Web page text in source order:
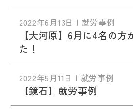
2022年6月13日 | 就労事例
【大河原】6月に4名の方
た！
2022年5月11日 | 就労事例
【鏡石】就労事例